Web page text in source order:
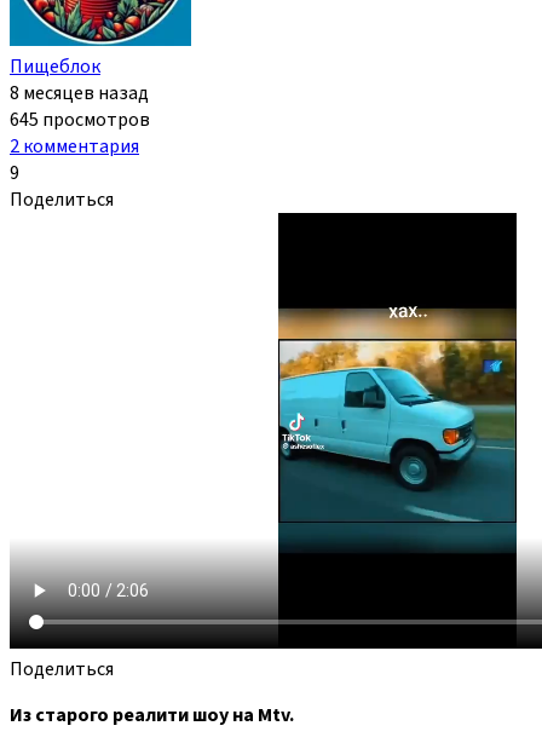
Пищеблок
8 месяцев назад
645 просмотров
2 комментария
9
Поделиться
Поделиться
Из старого реалити шоу на Mtv.